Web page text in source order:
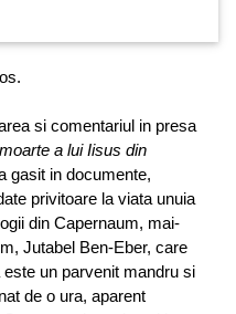
si comentariul in presa
a lui Iisus din
gasit in documente,
privitoare la viata unuia
din Capernaum, mai-
Jutabel Ben-Eber, care
un parvenit mandru si
de o ura, aparent